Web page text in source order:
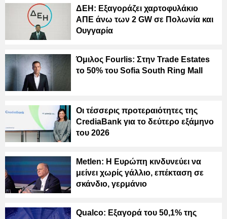
ΔΕΗ: Εξαγοράζει χαρτοφυλάκιο
ΑΠΕ άνω των 2 GW σε Πολωνία και
Ουγγαρία
Όμιλος Fourlis: Στην Trade Estates
το 50% του Sofia South Ring Mall
Οι τέσσερις προτεραιότητες της
CrediaBank για το δεύτερο εξάμηνο
του 2026
Metlen: Η Ευρώπη κινδυνεύει να
μείνει χωρίς γάλλιο, επέκταση σε
σκάνδιο, γερμάνιο
Qualco: Εξαγορά του 50,1% της